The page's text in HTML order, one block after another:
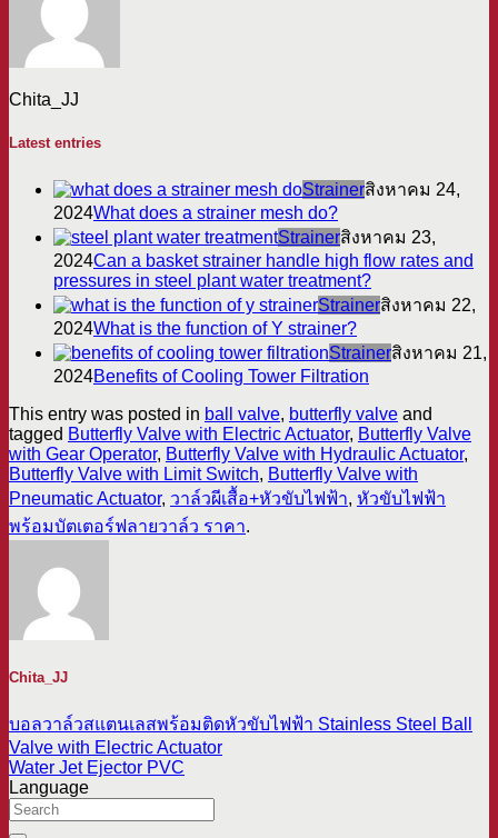
Chita_JJ
Latest entries
Strainerสิงหาคม 24,
2024What does a strainer mesh do?
Strainerสิงหาคม 23,
2024Can a basket strainer handle high flow rates and
pressures in steel plant water treatment?
Strainerสิงหาคม 22,
2024What is the function of Y strainer?
Strainerสิงหาคม 21,
2024Benefits of Cooling Tower Filtration
This entry was posted in ball valve, butterfly valve and
tagged Butterfly Valve with Electric Actuator, Butterfly Valve
with Gear Operator, Butterfly Valve with Hydraulic Actuator,
Butterfly Valve with Limit Switch, Butterfly Valve with
Pneumatic Actuator, วาล์วผีเสื้อ+หัวขับไฟฟ้า, หัวขับไฟฟ้า
พร้อมบัตเตอร์ฟลายวาล์ว ราคา.
Chita_JJ
บอลวาล์วสแตนเลสพร้อมติดหัวขับไฟฟ้า Stainless Steel Ball
Valve with Electric Actuator
Water Jet Ejector PVC
Language